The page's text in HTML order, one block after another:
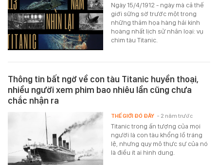
Ngày 15/4/1912 - ngày mà cả thế
giới sững sờ trước một trong
những thảm họa hàng hải kinh
hoàng nhất lịch sử nhân loại: vụ
chìm tàu Titanic.
Thông tin bất ngờ về con tàu Titanic huyền thoại,
nhiều người xem phim bao nhiêu lần cũng chưa
chắc nhận ra
Titanic trong ấn tượng của mọi
người là con tàu khổng lồ tráng
lệ, nhưng quy mô thực sự của nó
là điều ít ai hình dung.
THẾ GIỚI ĐÓ ĐÂY - 2 năm trước